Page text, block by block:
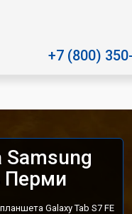
+7 (800)
Перми
Galaxy Tab S7 FE